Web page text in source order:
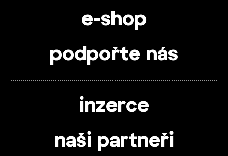
e-shop
podpořte nás
inzerce
naši partneři